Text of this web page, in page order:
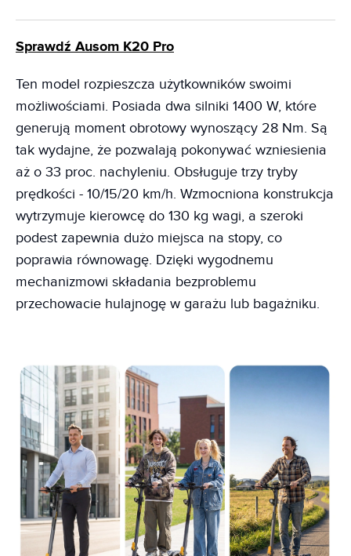
Sprawdź Ausom K20 Pro
Ten model rozpieszcza użytkowników swoimi
możliwościami. Posiada dwa silniki 1400 W, które
generują moment obrotowy wynoszący 28 Nm. Są
tak wydajne, że pozwalają pokonywać wzniesienia
aż o 33 proc. nachyleniu. Obsługuje trzy tryby
prędkości - 10/15/20 km/h. Wzmocniona konstrukcja
wytrzymuje kierowcę do 130 kg wagi, a szeroki
podest zapewnia dużo miejsca na stopy, co
poprawia równowagę. Dzięki wygodnemu
mechanizmowi składania bezproblemu
przechowacie hulajnogę w garażu lub bagażniku.